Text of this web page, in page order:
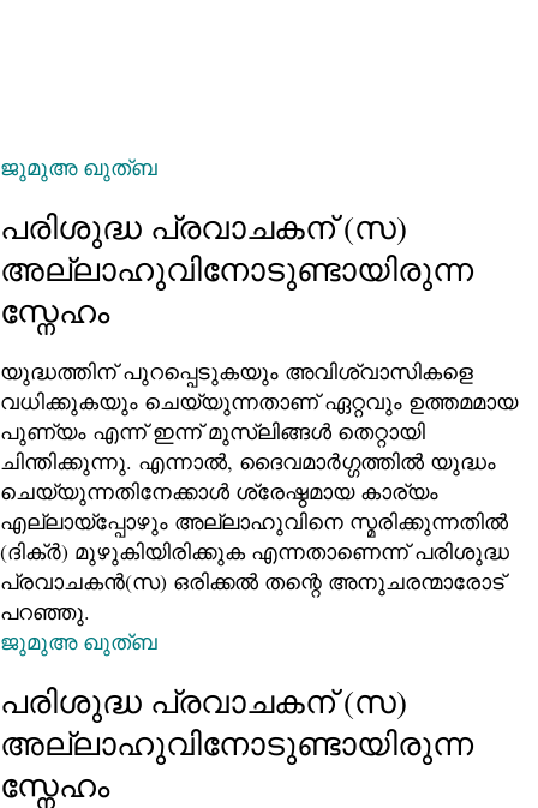
ജുമുഅ ഖുത്ബ
പരിശുദ്ധ പ്രവാചകന് (സ)
അല്ലാഹുവിനോടുണ്ടായിരുന്ന
സ്നേഹം
യുദ്ധത്തിന് പുറപ്പെടുകയും അവിശ്വാസികളെ
വധിക്കുകയും ചെയ്യുന്നതാണ് ഏറ്റവും ഉത്തമമായ
പുണ്യം എന്ന് ഇന്ന് മുസ്ലിങ്ങൾ തെറ്റായി
ചിന്തിക്കുന്നു. എന്നാൽ, ദൈവമാർഗ്ഗത്തിൽ യുദ്ധം
ചെയ്യുന്നതിനേക്കാൾ ശ്രേഷ്ഠമായ കാര്യം
എല്ലായ്‌പ്പോഴും അല്ലാഹുവിനെ സ്മരിക്കുന്നതിൽ
(ദിക്ർ) മുഴുകിയിരിക്കുക എന്നതാണെന്ന് പരിശുദ്ധ
പ്രവാചകൻ(സ) ഒരിക്കൽ തന്റെ അനുചരന്മാരോട്
പറഞ്ഞു.
ജുമുഅ ഖുത്ബ
പരിശുദ്ധ പ്രവാചകന് (സ)
അല്ലാഹുവിനോടുണ്ടായിരുന്ന
സ്നേഹം